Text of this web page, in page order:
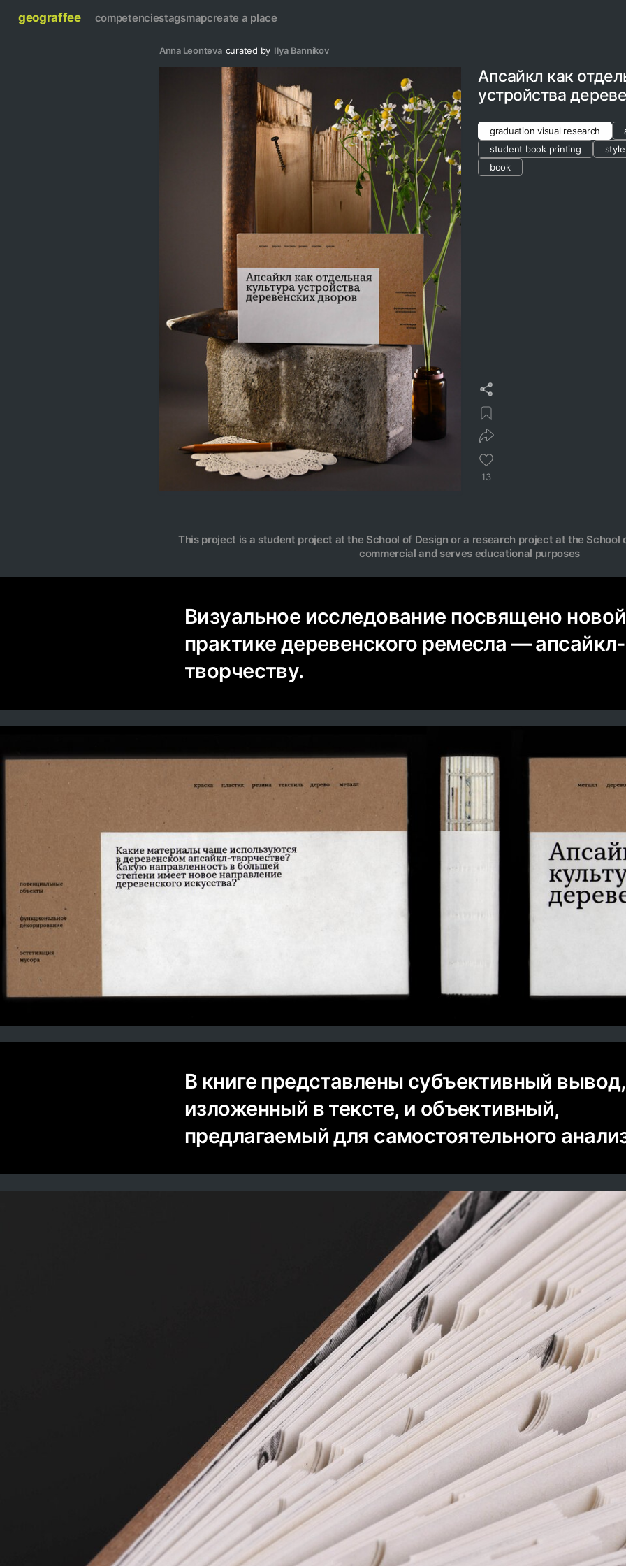
geograffee competenciestagsmapcreate a place
Anna Leonteva curated by Ilya Bannikov
Апсайкл как
устройства
graduation visual research
student book printing
style
book
13
This project is a student project at the School of Design or a research project at the School
commercial and serves educational purposes
Визуальное исследование посвящено новой
практике деревенского ремесла — апсайкл-
творчеству.
В книге представлены субъективный вывод,
изложенный в тексте, и объективный,
предлагаемый для самостоятельного